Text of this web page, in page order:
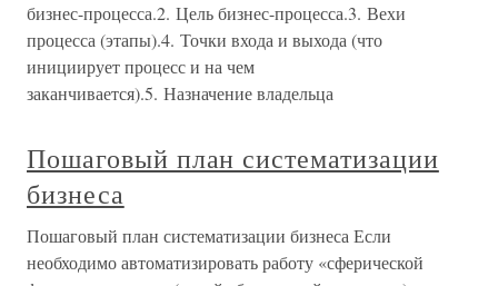
бизнес-процесса.2. Цель бизнес-процесса.3. Вехи
процесса (этапы).4. Точки входа и выхода (что
инициирует процесс и на чем
заканчивается).5. Назначение владельца
Пошаговый план систематизации
бизнеса
Пошаговый план систематизации бизнеса Если
необходимо автоматизировать работу «сферической